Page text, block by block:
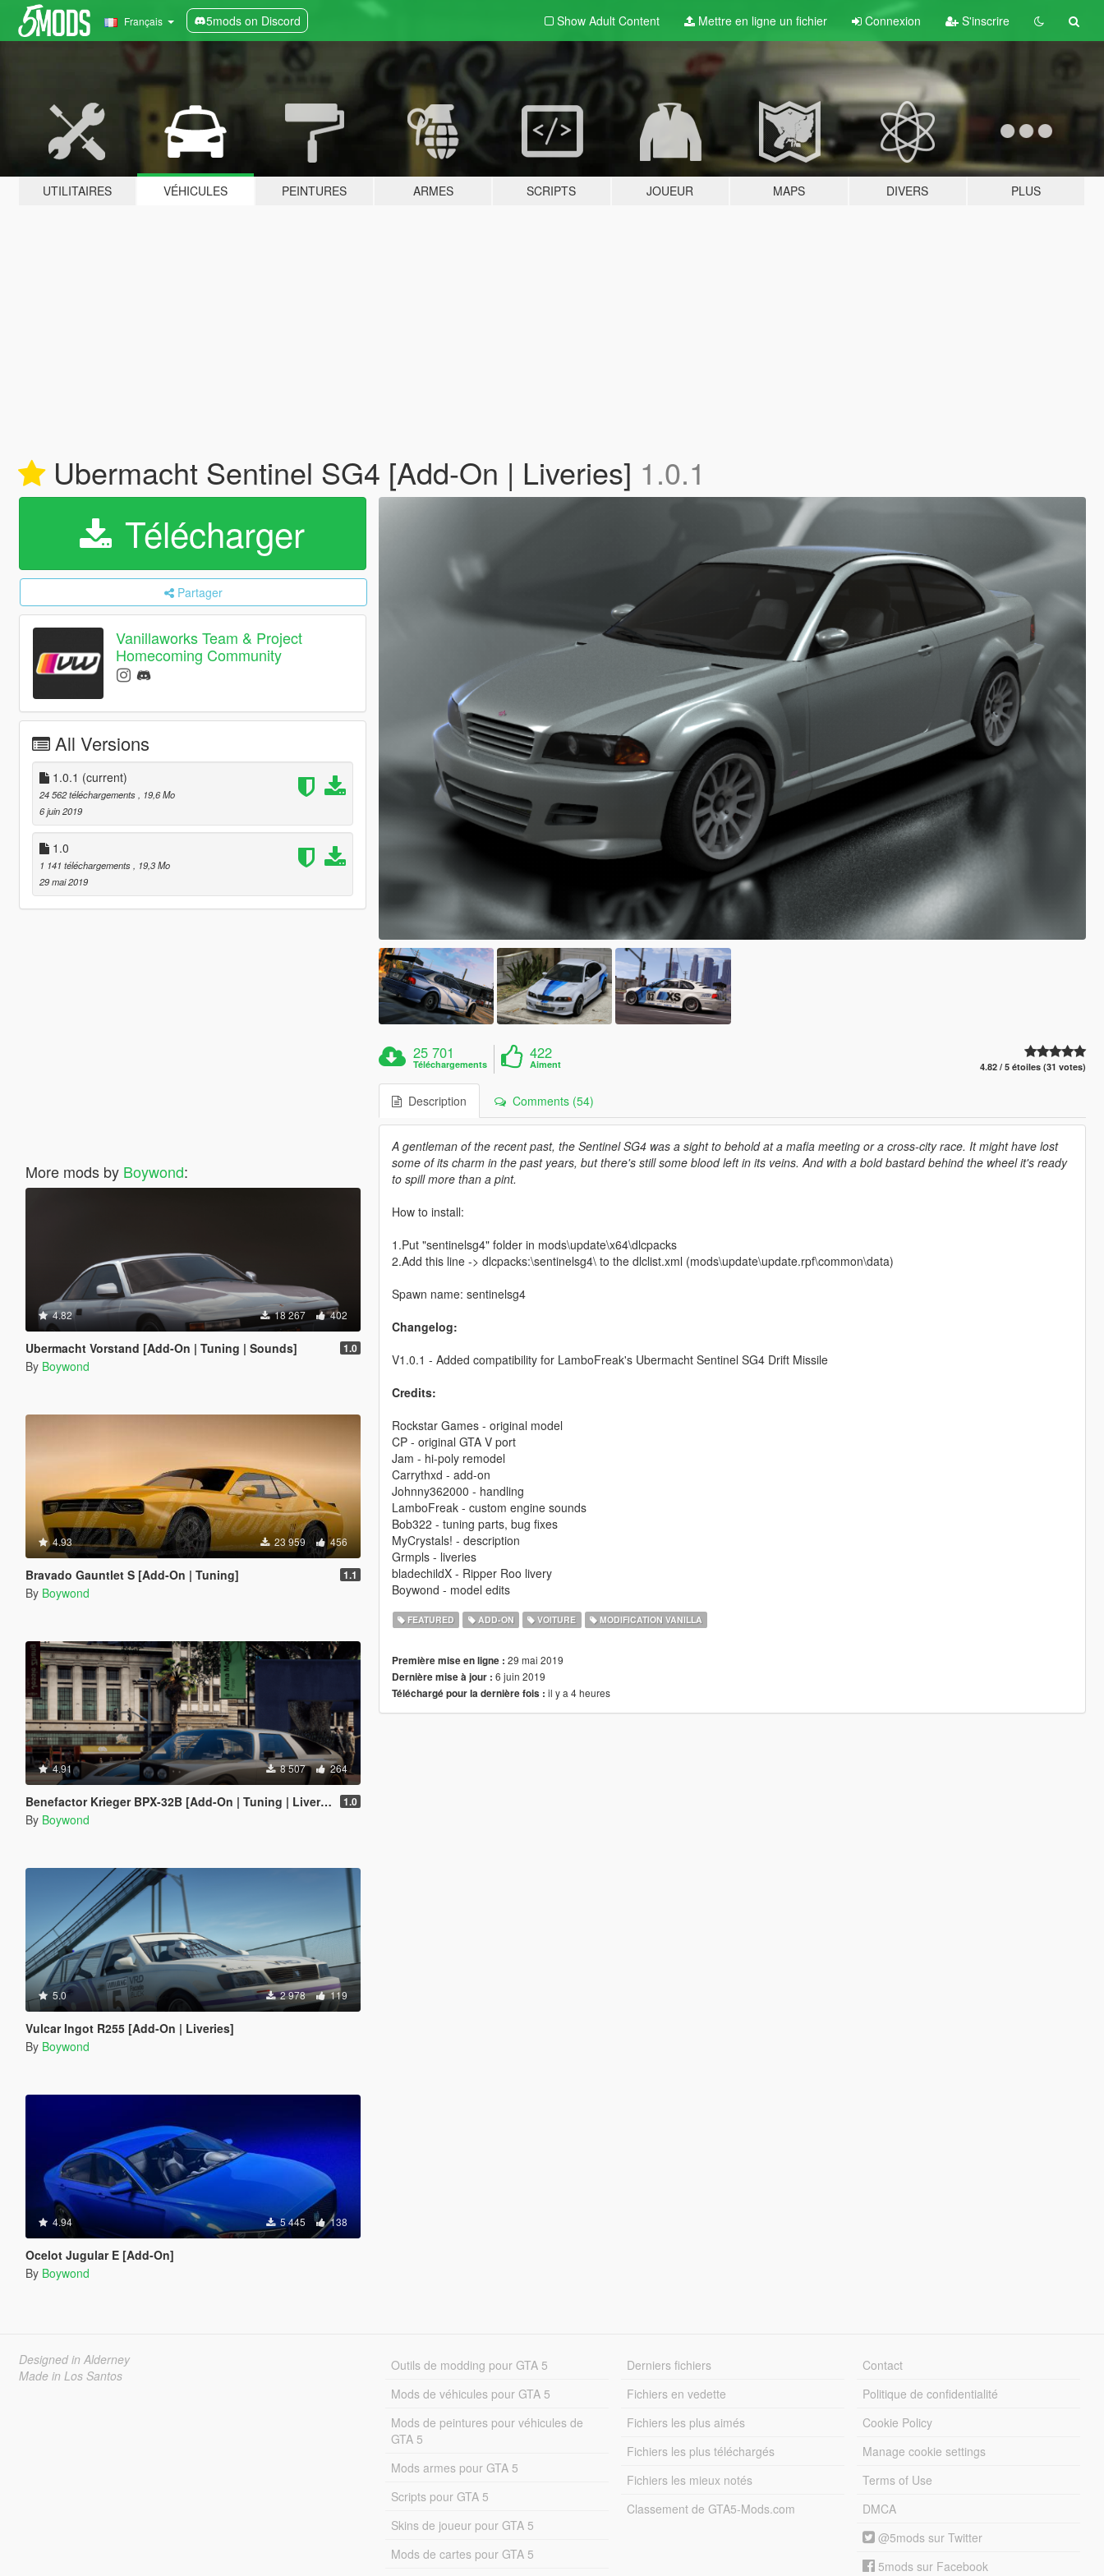
Français 5mods on Discord Show Adult Content Mettre en ligne un fichier Connexion S'inscrire
UTILITAIRES VÉHICULES PEINTURES ARMES SCRIPTS JOUEUR MAPS DIVERS PLUS
Ubermacht Sentinel SG4 [Add-On | Liveries] 1.0.1
Télécharger
Partager
Vanillaworks Team & Project
Homecoming Community
All Versions
1.0.1 (current)
24 562 téléchargements
, 19,6 Mo
6 juin 2019
1.0
1 141 téléchargements
, 19,3 Mo
29 mai 2019
More mods by Boywond:
4.82 18 267 402
Ubermacht Vorstand [Add-On | Tuning | Sounds] 1.0
By Boywond
4.93 23 959 456
Bravado Gauntlet S [Add-On | Tuning] 1.1
By Boywond
4.91 8 507 264
Benefactor Krieger BPX-32B [Add-On | Tuning | Liveries | Sounds] 1.0
By Boywond
5.0 2 978 119
Vulcar Ingot R255 [Add-On | Liveries]
By Boywond
4.94 5 445 138
Ocelot Jugular E [Add-On]
By Boywond
25 701
Téléchargements
422
Aiment 4.82 / 5 étoiles (31 votes)
Description Comments (54)
A gentleman of the recent past, the Sentinel SG4 was a sight to behold at a mafia meeting or a cross-city race. It might have lost
some of its charm in the past years, but there's still some blood left in its veins. And with a bold bastard behind the wheel it's ready
to spill more than a pint.
How to install:
1.Put "sentinelsg4" folder in mods\update\x64\dlcpacks
2.Add this line -> dlcpacks:\sentinelsg4\ to the dlclist.xml (mods\update\update.rpf\common\data)
Spawn name: sentinelsg4
Changelog:
V1.0.1 - Added compatibility for LamboFreak's Ubermacht Sentinel SG4 Drift Missile
Credits:
Rockstar Games - original model
CP - original GTA V port
Jam - hi-poly remodel
Carrythxd - add-on
Johnny362000 - handling
LamboFreak - custom engine sounds
Bob322 - tuning parts, bug fixes
MyCrystals! - description
Grmpls - liveries
bladechildX - Ripper Roo livery
Boywond - model edits
FEATURED ADD-ON VOITURE MODIFICATION VANILLA
Première mise en ligne : 29 mai 2019
Dernière mise à jour : 6 juin 2019
Téléchargé pour la dernière fois : il y a 4 heures
Designed in Alderney
Made in Los Santos
Outils de modding pour GTA 5
Mods de véhicules pour GTA 5
Mods de peintures pour véhicules de
GTA 5
Mods armes pour GTA 5
Scripts pour GTA 5
Skins de joueur pour GTA 5
Mods de cartes pour GTA 5
Derniers fichiers
Fichiers en vedette
Fichiers les plus aimés
Fichiers les plus téléchargés
Fichiers les mieux notés
Classement de GTA5-Mods.com
Contact
Politique de confidentialité
Cookie Policy
Manage cookie settings
Terms of Use
DMCA
@5mods sur Twitter
5mods sur Facebook